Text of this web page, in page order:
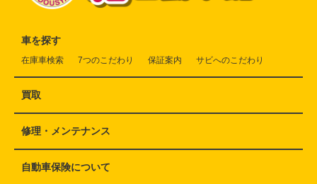
車を探す
在庫車検索 7つのこだわり 保証案内 サビへのこだわり
買取
修理・メンテナンス
自動車保険について